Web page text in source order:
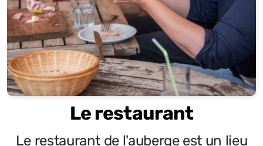
Le restaurant
Le restaurant de l'auberge est un lieu